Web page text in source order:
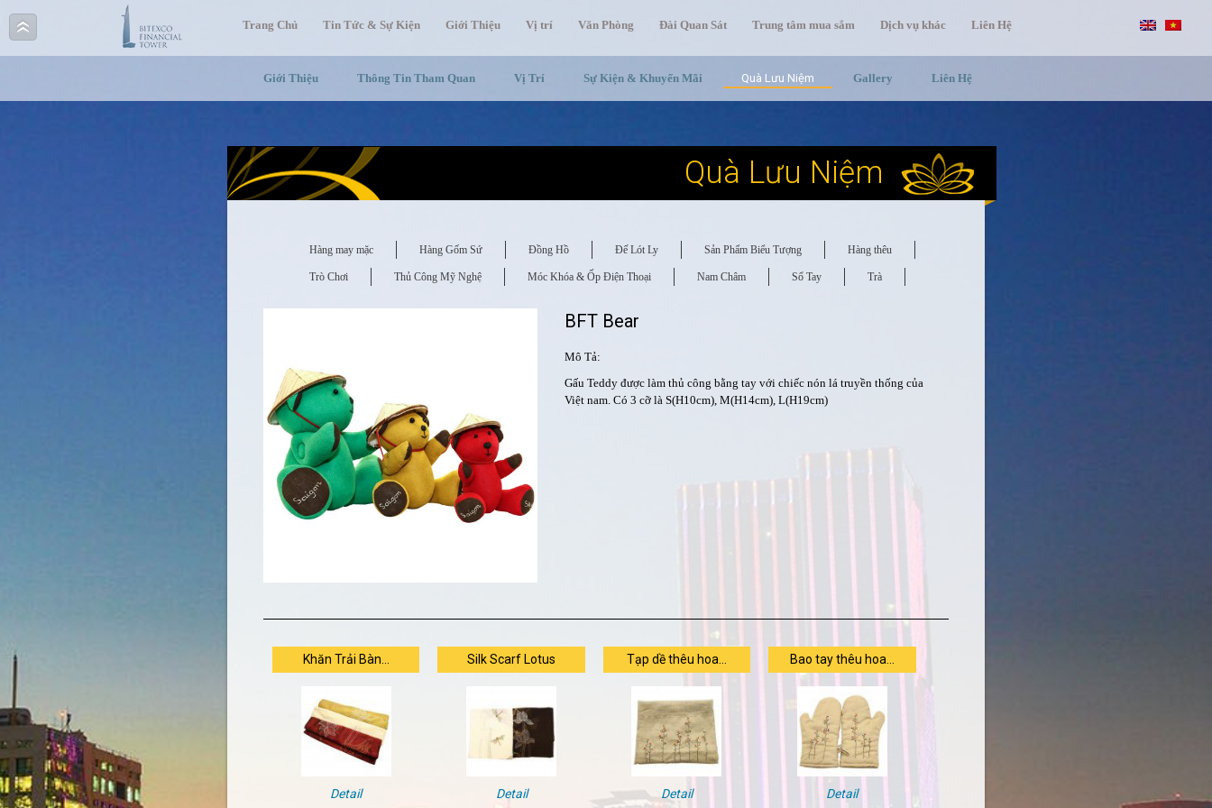
Trang Chủ Tin Tức & Sự Kiện Giới Thiệu Vị trí Văn Phòng Đài Quan Sát Trung tâm mua sắm Dịch vụ khác Liên Hệ
Giới Thiệu Thông Tin Tham Quan Vị Trí Sự Kiện & Khuyến Mãi Quà Lưu Niệm Gallery Liên Hệ
Quà Lưu Niệm
Hàng may mặc Hàng Gốm Sứ Đồng Hồ Đế Lót Ly Sản Phẩm Biểu Tượng Hàng thêu
Trò Chơi Thủ Công Mỹ Nghệ Móc Khóa & Ốp Điện Thoại Nam Châm Sổ Tay Trà
BFT Bear
Mô Tả:
Gấu Teddy được làm thủ công bằng tay với chiếc nón lá truyền thống của
Việt nam. Có 3 cỡ là S(H10cm), M(H14cm), L(H19cm)
Khăn Trải Bàn...
Detail
Silk Scarf Lotus
Detail
Tạp dề thêu hoa...
Detail
Bao tay thêu hoa...
Detail